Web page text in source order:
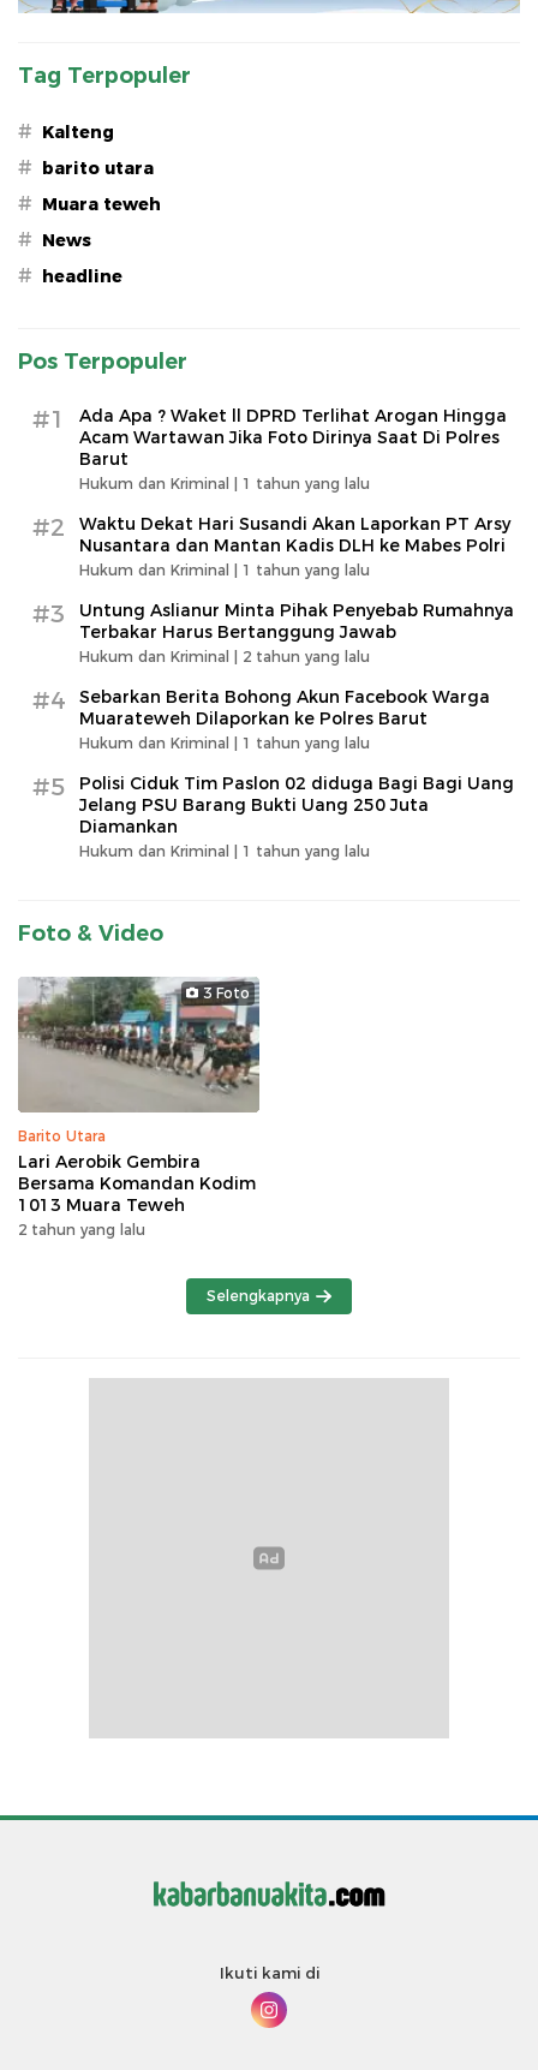
Tag Terpopuler
# Kalteng
# barito utara
# Muara teweh
# News
# headline
Pos Terpopuler
#1
Ada Apa ? Waket ll DPRD Terlihat Arogan Hingga
Acam Wartawan Jika Foto Dirinya Saat Di Polres
Barut
Hukum dan Kriminal | 1 tahun yang lalu
#2
Waktu Dekat Hari Susandi Akan Laporkan PT Arsy
Nusantara dan Mantan Kadis DLH ke Mabes Polri
Hukum dan Kriminal | 1 tahun yang lalu
#3
Untung Aslianur Minta Pihak Penyebab Rumahnya
Terbakar Harus Bertanggung Jawab
Hukum dan Kriminal | 2 tahun yang lalu
#4
Sebarkan Berita Bohong Akun Facebook Warga
Muarateweh Dilaporkan ke Polres Barut
Hukum dan Kriminal | 1 tahun yang lalu
#5
Polisi Ciduk Tim Paslon 02 diduga Bagi Bagi Uang
Jelang PSU Barang Bukti Uang 250 Juta
Diamankan
Hukum dan Kriminal | 1 tahun yang lalu
Foto & Video
3 Foto
Barito Utara
Lari Aerobik Gembira
Bersama Komandan Kodim
1013 Muara Teweh
2 tahun yang lalu
Selengkapnya
Ikuti kami di